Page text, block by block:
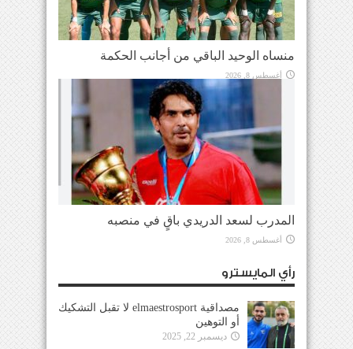
منساه الوحيد الباقي من أجانب الحكمة
أغسطس 8, 2026
المدرب لسعد الدريدي باقٍ في منصبه
أغسطس 8, 2026
رأي المايسترو
مصداقية elmaestrosport لا تقبل التشكيك
أو التوهين
ديسمبر 22, 2025